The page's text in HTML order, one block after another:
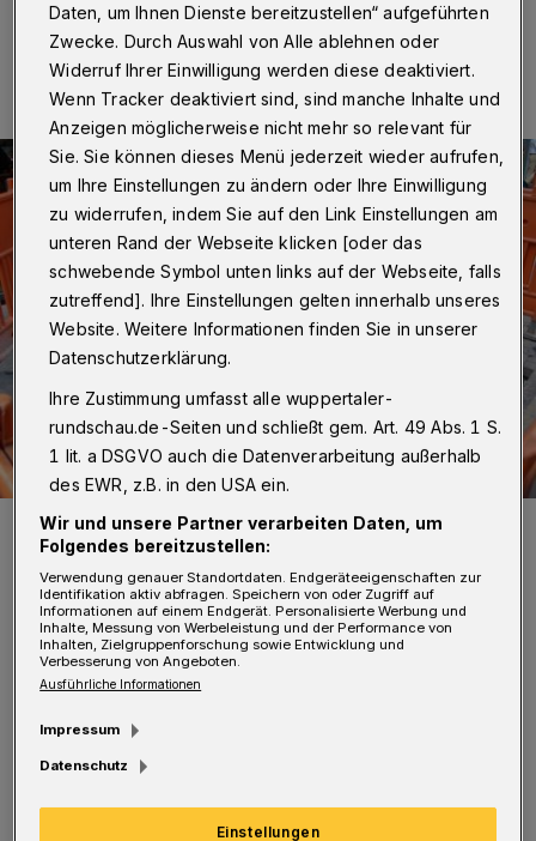
22.08.2016 , 12:18 Uhr Eine Minute Lesezeit
Eine Archäologin bei der Arbeit an der Schwanenstraße.
Foto: Presseamt Wuppertal
N spannenden Fund gemacht, berichtet
die Pressestelle der Stadt.
Daten, um Ihnen Dienste bereitzustellen“ aufgeführten
Zwecke. Durch Auswahl von Alle ablehnen oder
Widerruf Ihrer Einwilligung werden diese deaktiviert.
Wenn Tracker deaktiviert sind, sind manche Inhalte und
Anzeigen möglicherweise nicht mehr so relevant für
Sie. Sie können dieses Menü jederzeit wieder aufrufen,
um Ihre Einstellungen zu ändern oder Ihre Einwilligung
zu widerrufen, indem Sie auf den Link Einstellungen am
unteren Rand der Webseite klicken [oder das
schwebende Symbol unten links auf der Webseite, falls
zutreffend]. Ihre Einstellungen gelten innerhalb unseres
Website. Weitere Informationen finden Sie in unserer
Datenschutzerklärung.
Ihre Zustimmung umfasst alle wuppertaler-
rundschau.de-Seiten und schließt gem. Art. 49 Abs. 1 S.
1 lit. a DSGVO auch die Datenverarbeitung außerhalb
des EWR, z.B. in den USA ein.
Wir und unsere Partner verarbeiten Daten, um
Folgendes bereitzustellen:
Verwendung genauer Standortdaten. Endgeräteeigenschaften zur
Identifikation aktiv abfragen. Speichern von oder Zugriff auf
Informationen auf einem Endgerät. Personalisierte Werbung und
Inhalte, Messung von Werbeleistung und der Performance von
Inhalten, Zielgruppenforschung sowie Entwicklung und
Verbesserung von Angeboten.
Ausführliche Informationen
Impressum
Datenschutz
Einstellungen